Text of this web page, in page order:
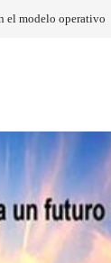
Los ingresos por